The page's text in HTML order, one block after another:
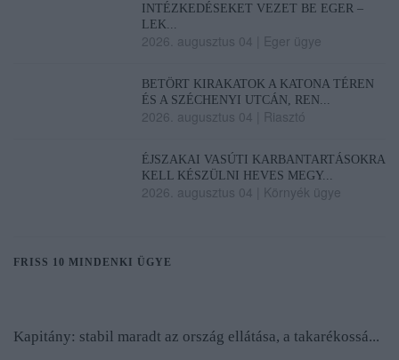
INTÉZKEDÉSEKET VEZET BE EGER –
LEK...
2026. augusztus 04 Eger ügye
BETÖRT KIRAKATOK A KATONA TÉREN
ÉS A SZÉCHENYI UTCÁN, REN...
2026. augusztus 04 Riasztó
ÉJSZAKAI VASÚTI KARBANTARTÁSOKRA
KELL KÉSZÜLNI HEVES MEGY...
2026. augusztus 04 Környék ügye
FRISS 10 MINDENKI ÜGYE
Kapitány: stabil maradt az ország ellátása, a takarékossá...